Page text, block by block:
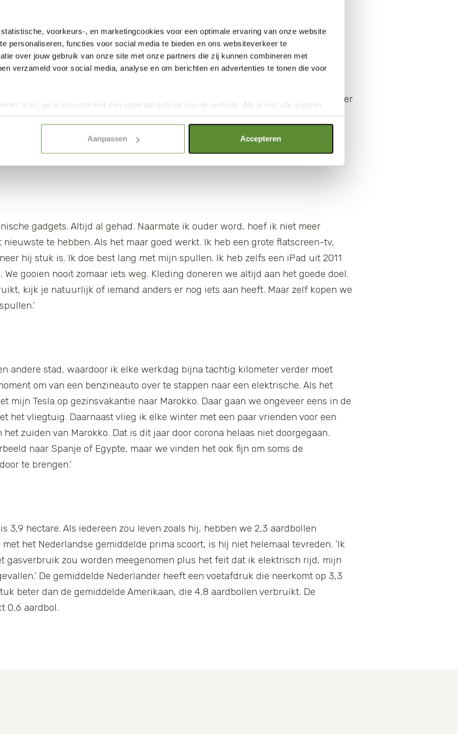
voorkeurs-, en marketingcookies voor een optimale ervaring van onze website
personaliseren, functies voor social media te bieden en ons websiteverkeer te
over jouw gebruik van onze site met onze partners die zij kunnen combineren met
verzameld voor social media, analyse en om berichten en advertenties te tonen die voor
klikt, ga je akkoord met een optimaal gebruik van de website. Als je niet alle soorten
jouw keuze in "selectie toestaan" of "alleen noodzakelijke cookies", wat wel gevolgen kan
Aanpassen Accepteren
ik elke dag behoefte aan vlees of vis. Dat is flink afgenomen, vooral sinds ik de
vrouw en ik hebben de knop omgezet en we eten nog maximaal twee keer per
we bewust om. Voor onze gezondheid, maar ook omdat die industrie zo’n
de groenten die we eten komt uit mijn eigen moestuin. Daar staat tegenover
groeien die niet in Nederland en ze moeten dus altijd geïmporteerd
duurzaam.’
gadgets. Altijd al gehad. Naarmate ik ouder word, hoef ik niet meer
te hebben. Als het maar goed werkt. Ik heb een grote flatscreen-tv,
hij stuk is. Ik doe best lang met mijn spullen. Ik heb zelfs een iPad uit 2011
gooien nooit zomaar iets weg. Kleding doneren we altijd aan het goede doel.
kijk je natuurlijk of iemand anders er nog iets aan heeft. Maar zelf kopen we
andere stad, waardoor ik elke werkdag bijna tachtig kilometer verder moet
om van een benzineauto over te stappen naar een elektrische. Als het
mijn Tesla op gezinsvakantie naar Marokko. Daar gaan we ongeveer eens in de
het vliegtuig. Daarnaast vlieg ik elke winter met een paar vrienden voor een
zuiden van Marokko. Dat is dit jaar door corona helaas niet doorgegaan.
naar Spanje of Egypte, maar we vinden het ook fijn om soms de
te brengen.’
3,9 hectare. Als iedereen zou leven zoals hij, hebben we 2,3 aardbollen
het Nederlandse gemiddelde prima scoort, is hij niet helemaal tevreden. ‘Ik
gasverbruik zou worden meegenomen plus het feit dat ik elektrisch rijd, mijn
De gemiddelde Nederlander heeft een voetafdruk die neerkomt op 3,3
beter dan de gemiddelde Amerikaan, die 4,8 aardbollen verbruikt. De
0,6 aardbol.